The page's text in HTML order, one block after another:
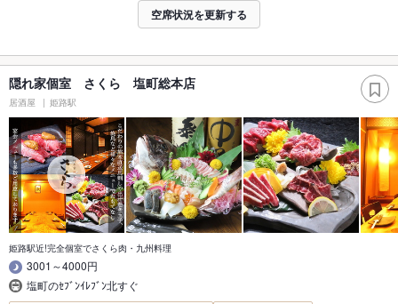
空席状況を更新する
隠れ家個室 さくら 塩町総本店
居酒屋 姫路駅
姫路駅近!完全個室でさくら肉・九州料理
3001～4000円
塩町のｾﾌﾞﾝｲﾚﾌﾞﾝ北すぐ